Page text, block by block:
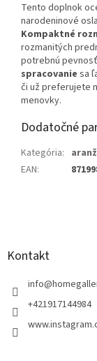
Tento doplnok
narodeninové
Kompaktné
rozmanitých
potrebnú
spracovanie sa
či už preferujete
menovky.
Dodatočné
Kategória:
EAN:
Kontakt
info@
+421917144984